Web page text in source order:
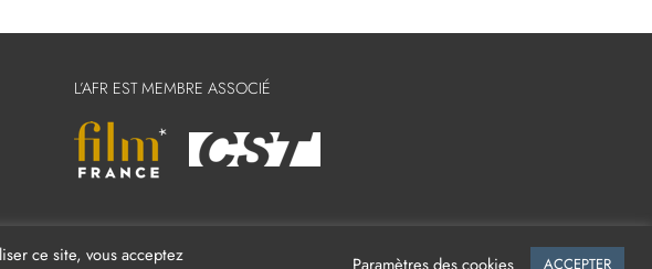
L’AFR EST MEMBRE ASSOCIÉ
ce site, vous acceptez
Paramètres des cookies ACCEPTER